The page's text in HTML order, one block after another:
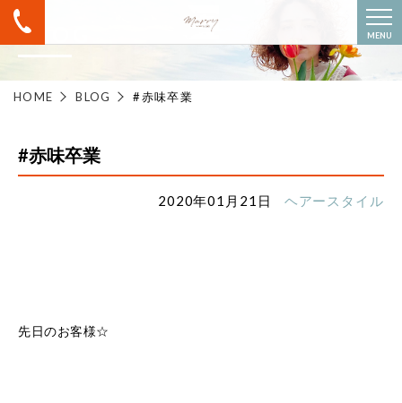
MENU
BLOG
HOME BLOG #赤味卒業
#赤味卒業
2020年01月21日 ヘアースタイル
先日のお客様☆